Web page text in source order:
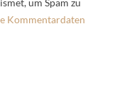
um Spam zu
Kommentardaten